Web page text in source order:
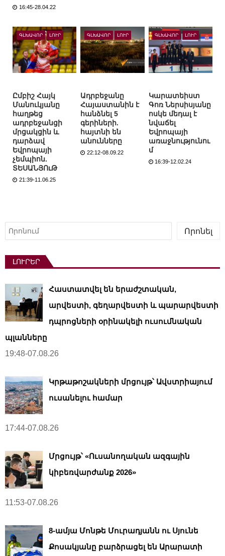
16:45-28.04.22
ԳԼԽԱՎՈՐ ԼՈՒՐ
Ըմբիշ Հայկ
Մանուկյանը
հաղթեց
ադրբեջանցի
մրցակցին և
դարձավ
Եվրոպայի
չեմպիոն.
ՏԵՍԱՆՅՈւԹ
21:39-11.06.25
ԳԼԽԱՎՈՐ ԼՈՒՐ
Ադրբեջանը
Հայաստանին է
հանձնել 5
գերիների.
հայտնի են
անունները
22:12-08.09.22
ԳԼԽԱՎՈՐ ԼՈՒՐ
Կարատեիստ
Գոռ Ներսիսյանը
ոսկե մեդալ է
նվաճել
Եվրոպայի
առաջնությունու
մ
16:39-12.02.24
Որոնել
Որոնել
ԼՈՒՐԵՐ
Հաստատվել են երաժշտական,
արվեստի, գեղարվեստի և պարարվեստի
դպրոցների օրինակելի ուսումնական
պլանները
19:48-07.08.26
Կրթաթոշակների մրցույթ՝ Ավստրիայում
ուսանելու համար
17:44-07.08.26
Մրցույթ՝ «Ուսանողական ազգային
կիբեռվարժանք 2026»
11:53-07.08.26
8-ամյա Մոնթե Մուրադյանն ու Սյունե
Քոսակյանը բարձրացել են Արարատի